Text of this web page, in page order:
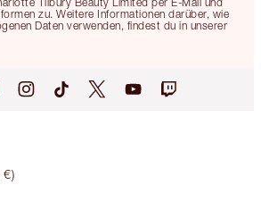
zu. Weitere Informationen darüber, wie
Daten verwenden, findest du in unserer
€)